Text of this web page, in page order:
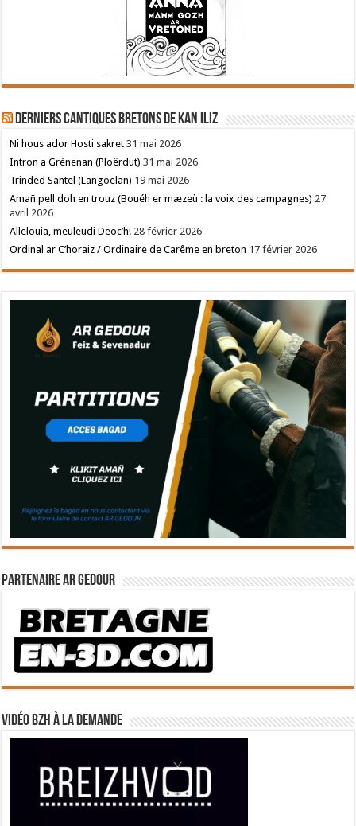
Derniers cantiques bretons de Kan Iliz
Ni hous ador Hosti sakret 31 mai 2026
Intron a Grénenan (Ploërdut) 31 mai 2026
Trinded Santel (Langoëlan) 19 mai 2026
Amañ pell doh en trouz (Bouéh er mæzeù : la voix des campagnes) 27
avril 2026
Allelouia, meuleudi Deoc’h! 28 février 2026
Ordinal ar C’horaiz / Ordinaire de Carême en breton 17 février 2026
Partenaire Ar Gedour
Vidéo BZH à la demande